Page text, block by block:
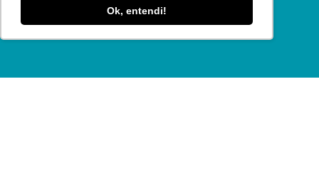
Ok, entendi!
Contribuição ASSIBAP